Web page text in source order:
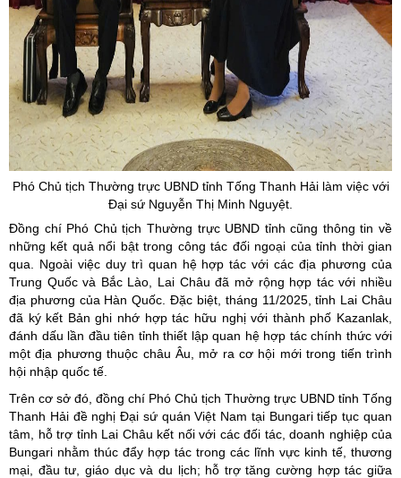
Phó Chủ tịch Thường trực UBND tỉnh Tống Thanh Hải làm việc với
Đại sứ Nguyễn Thị Minh Nguyệt.
Đồng chí Phó Chủ tịch Thường trực UBND tỉnh cũng thông tin về
những kết quả nổi bật trong công tác đối ngoại của tỉnh thời gian
qua. Ngoài việc duy trì quan hệ hợp tác với các địa phương của
Trung Quốc và Bắc Lào, Lai Châu đã mở rộng hợp tác với nhiều
địa phương của Hàn Quốc. Đặc biệt, tháng 11/2025, tỉnh Lai Châu
đã ký kết Bản ghi nhớ hợp tác hữu nghị với thành phố Kazanlak,
đánh dấu lần đầu tiên tỉnh thiết lập quan hệ hợp tác chính thức với
một địa phương thuộc châu Âu, mở ra cơ hội mới trong tiến trình
hội nhập quốc tế.
Trên cơ sở đó, đồng chí Phó Chủ tịch Thường trực UBND tỉnh Tống
Thanh Hải đề nghị Đại sứ quán Việt Nam tại Bungari tiếp tục quan
tâm, hỗ trợ tỉnh Lai Châu kết nối với các đối tác, doanh nghiệp của
Bungari nhằm thúc đẩy hợp tác trong các lĩnh vực kinh tế, thương
mại, đầu tư, giáo dục và du lịch; hỗ trợ tăng cường hợp tác giữa